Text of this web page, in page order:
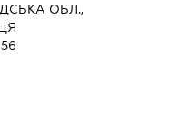
ОБЛ.,